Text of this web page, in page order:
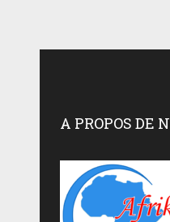
A PROPOS DE